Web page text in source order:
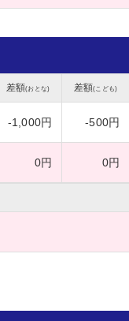
差額(おとな) 差額(こども)
-1,000円 -500円
0円 0円